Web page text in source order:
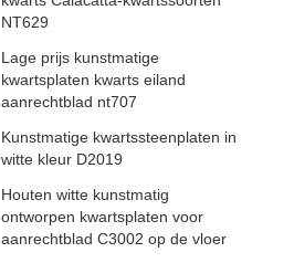
NT629
Lage prijs kunstmatige
kwartsplaten kwarts eiland
aanrechtblad nt707
Kunstmatige kwartssteenplaten in
witte kleur D2019
Houten witte kunstmatig
ontworpen kwartsplaten voor
aanrechtblad C3002 op de vloer